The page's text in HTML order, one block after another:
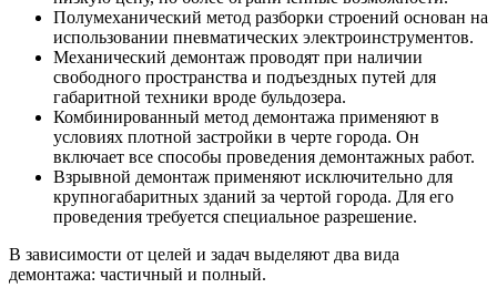
Полумеханический метод разборки строений основан на
использовании пневматических электроинструментов.
Механический демонтаж проводят при наличии
свободного пространства и подъездных путей для
габаритной техники вроде бульдозера.
Комбинированный метод демонтажа применяют в
условиях плотной застройки в черте города. Он
включает все способы проведения демонтажных работ.
Взрывной демонтаж применяют исключительно для
крупногабаритных зданий за чертой города. Для его
проведения требуется специальное разрешение.
В зависимости от целей и задач выделяют два вида
демонтажа: частичный и полный.